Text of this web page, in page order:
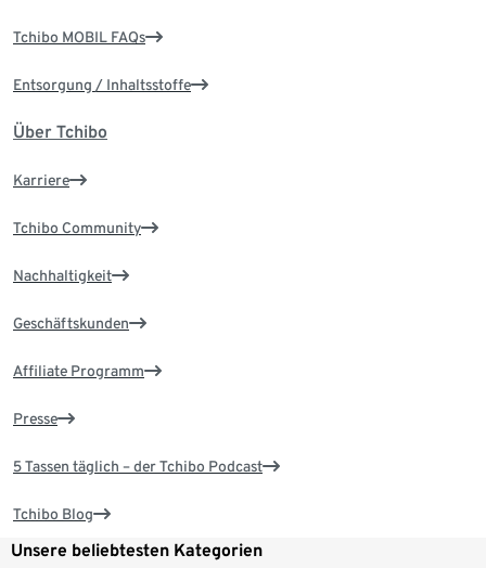
Tchibo MOBIL FAQs
Entsorgung / Inhaltsstoffe
Über Tchibo
Karriere
Tchibo Community
Nachhaltigkeit
Geschäftskunden
Affiliate Programm
Presse
5 Tassen täglich – der Tchibo Podcast
Tchibo Blog
Unsere beliebtesten Kategorien